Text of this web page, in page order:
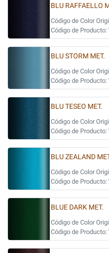
BLU RAFFAELLO
Código de Color
Código de Producto:
BLU STORM MET.
Código de Color
Código de Producto:
BLU TESEO MET.
Código de Color
Código de Producto:
BLU ZEALAND
Código de Color
Código de Producto:
BLUE DARK MET.
Código de Color
Código de Producto: